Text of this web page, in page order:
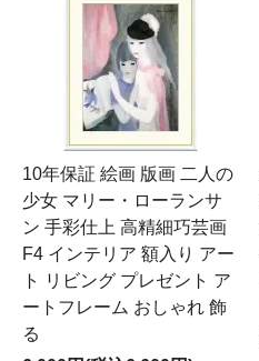
10年保証 絵画 版画 二人の
少女 マリー・ローランサ
ン 手彩仕上 高精細巧芸画
F4 インテリア 額入り アー
ト リビング プレゼント ア
ートフレーム おしゃれ 飾
る